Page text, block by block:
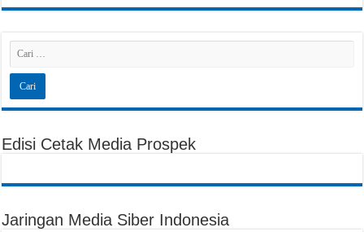
Edisi Cetak Media Prospek
Jaringan Media Siber Indonesia